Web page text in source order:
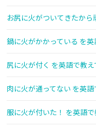
お尻に火がついてきたか
鍋に火がかかっている を
尻に火が付く を英語で教え
肉に火が通ってない を英語
服に火が付いた！ を英語で